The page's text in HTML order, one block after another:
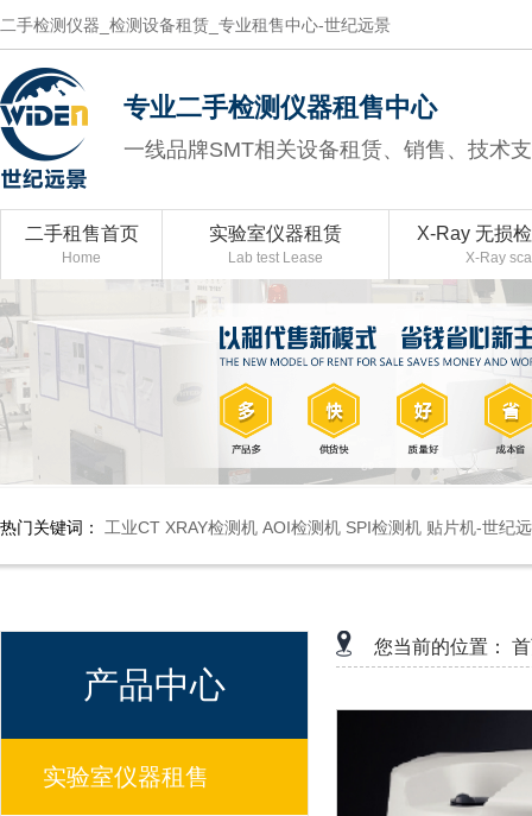
二手检测仪器_检测设备租赁_专业租售中心-世纪远景
专业二手检测仪器租售中心
一线品牌SMT相关设备租赁、销售、技术
二手租售首页
Home
实验室仪器租赁
Lab test Lease
X-Ray 无损
X-Ray
热门关键词： 工业CT XRAY检测机 AOI检测机 SPI检测机 贴片机-世纪
产品中心
实验室仪器租售
您当前的位置：